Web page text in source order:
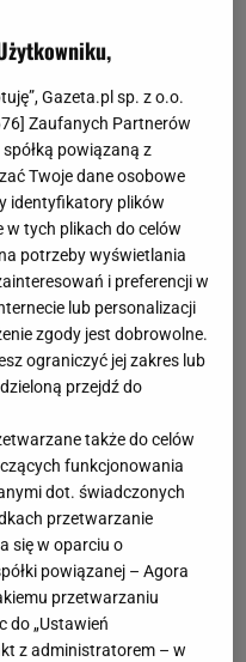
Gazeta.pl sp. z o.o.
] Zaufanych Partnerów
powiązaną z
Twoje dane osobowe
identyfikatory plików
w tych plikach do celów
potrzeby wyświetlania
i preferencji w
lub personalizacji
zgody jest dobrowolne.
ograniczyć jej zakres lub
przejdź do
także do celów
funkcjonowania
dot. świadczonych
przetwarzanie
się w oparciu o
powiązanej – Agora
przetwarzaniu
do „Ustawień
z administratorem – w